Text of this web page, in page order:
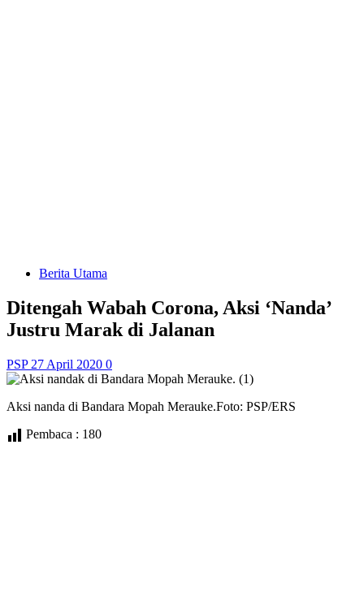
Berita Utama
Ditengah Wabah Corona, Aksi ‘Nanda’
Justru Marak di Jalanan
PSP 27 April 2020 0
Aksi nanda di Bandara Mopah Merauke.Foto: PSP/ERS
Pembaca : 180